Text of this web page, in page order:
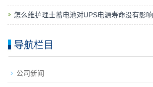
怎么维护理士蓄电池对UPS电源寿命没有影响
导航栏目
公司新闻